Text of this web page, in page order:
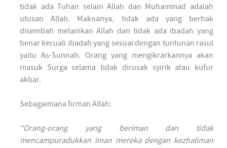
tidak ada Tuhan selain Allah dan Muhammad adalah
utusan Allah. Maknanya, tidak ada yang berhak
disembah melainkan Allah dan tidak ada ibadah yang
benar kecuali ibadah yang sesuai dengan tuntunan rasul
yaitu As-Sunnah. Orang yang mengikrarkannya akan
masuk Surga selama tidak dirusak syirik atau kufur
akbar.
Sebagaimana firman Allah:
“Orang-orang yang beriman dan tidak
mencampuradukkan iman mereka dengan kezhaliman